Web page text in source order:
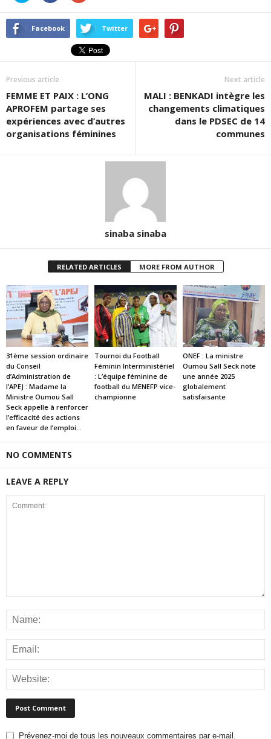
partager
sur
Twitter(ouvre
dans
partager
sur
Facebook(ouvre
dans
nouvelle
fenêtre)
sur
Google+
(ouvre
dans
une
nouvelle
fenêtre)
Facebook Twitter
Previous article
FEMME ET PAIX : L’ONG
APROFEM partage ses
expériences avec d’autres
organisations féminines
Next article
MALI : BENKADI intègre les
changements climatiques
dans le PDSEC de 14
communes
sinaba sinaba
RELATED ARTICLES MORE FROM AUTHOR
31ème session ordinaire
du Conseil
d’Administration de
l’APEJ : Madame la
Ministre Oumou Sall
Seck appelle à renforcer
l’efficacité des actions
en faveur de l’emploi...
Tournoi du Football
Féminin Interministériel
: L’équipe féminine de
football du MENEFP vice-
championne
ONEF : La ministre
Oumou Sall Seck note
une année 2025
globalement
satisfaisante
NO COMMENTS
LEAVE A REPLY
Prévenez-moi de tous les nouveaux commentaires par e-mail.